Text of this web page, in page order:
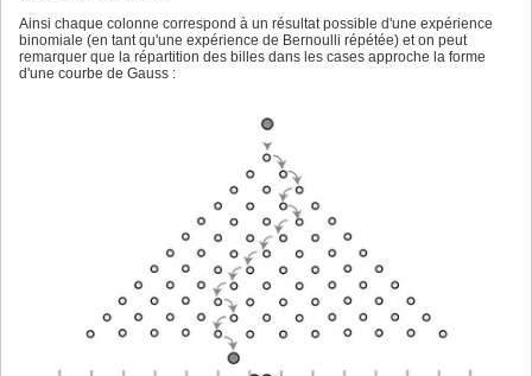
Ainsi chaque colonne correspond à un résultat possible d'une expérience
binomiale (en tant qu'une expérience de Bernoulli répétée) et on peut
remarquer que la répartition des billes dans les cases approche la forme
d'une courbe de Gauss :